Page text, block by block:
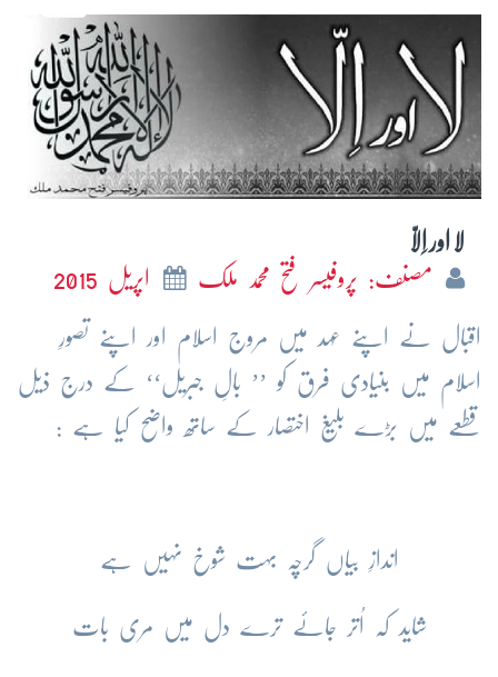
لا اور اِلّا
مصنف: پروفیسر فتح محمد ملک اپریل 2015
اقبال نے اپنے عہد میں مروج اسلام اور اپنے تصورِ
اسلام میں بنیادی فرق کو ’’ بالِ جبریل‘‘ کے درج ذیل
قطعے میں بڑے بلیغ اختصار کے ساتھ واضح کیا ہے :
اندازِ بیاں گرچہ بہت شوخ نہیں ہے
شاید کہ اُتر جائے ترے دل میں مری بات